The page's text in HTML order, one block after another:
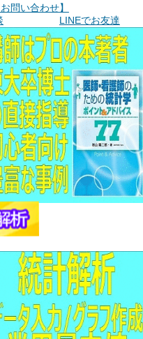
お問い合わせ】
LINEでお友達